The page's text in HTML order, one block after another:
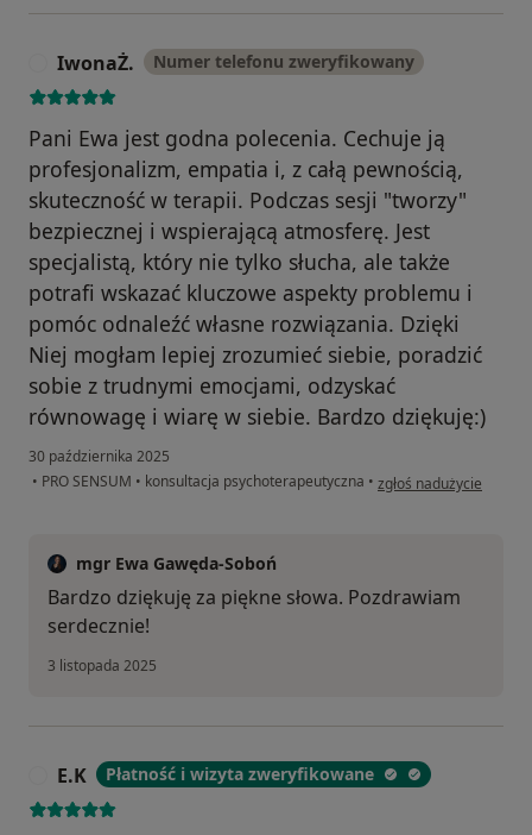
IwonaŻ. Numer telefonu zweryfikowany
Pani Ewa jest godna polecenia. Cechuje ją
profesjonalizm, empatia i, z całą pewnością,
skuteczność w terapii. Podczas sesji "tworzy"
bezpiecznej i wspierającą atmosferę. Jest
specjalistą, który nie tylko słucha, ale także
potrafi wskazać kluczowe aspekty problemu i
pomóc odnaleźć własne rozwiązania. Dzięki
Niej mogłam lepiej zrozumieć siebie, poradzić
sobie z trudnymi emocjami, odzyskać
równowagę i wiarę w siebie. Bardzo dziękuję:)
30 października 2025
• PRO SENSUM • konsultacja psychoterapeutyczna • w opinii użytkownika
zgłoś nadużycie
mgr Ewa Gawęda-Soboń
Bardzo dziękuję za piękne słowa. Pozdrawiam
serdecznie!
3 listopada 2025
E.K Płatność i wizyta zweryfikowane